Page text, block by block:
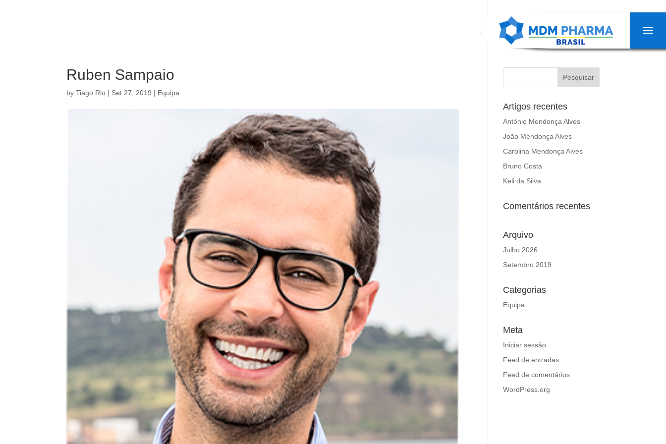
Ruben Sampaio
byTiago Rio | Set 27, 2019 | Equipa
Artigos recentes
António Mendonça Alves
João Mendonça Alves
Carolina Mendonça Alves
Bruno Costa
Keli da Silva
Comentários recentes
Arquivo
Julho 2026
Setembro 2019
Categorias
Equipa
Meta
Iniciar sessão
Feed de entradas
Feed de comentários
WordPress.org